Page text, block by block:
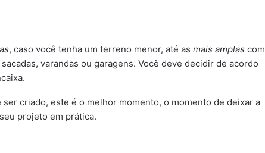
, caso você tenha um terreno menor, até as mais amplas com
varandas ou garagens. Você deve decidir de acordo
criado, este é o melhor momento, o momento de deixar a
projeto em prática.